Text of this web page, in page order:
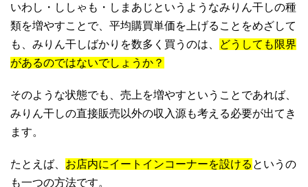
いわし・ししゃも・しまあじというようなみりん干しの種
類を増やすことで、平均購買単価を上げることをめざして
も、みりん干しばかりを数多く買うのは、
どうしても限界
があるのではないでしょうか？
そのような状態でも、売上を増やすということであれば、
みりん干しの直接販売以外の収入源も考える必要が出てき
ます。
たとえば、 お店内にイートインコーナーを設ける というの
も一つの方法です。